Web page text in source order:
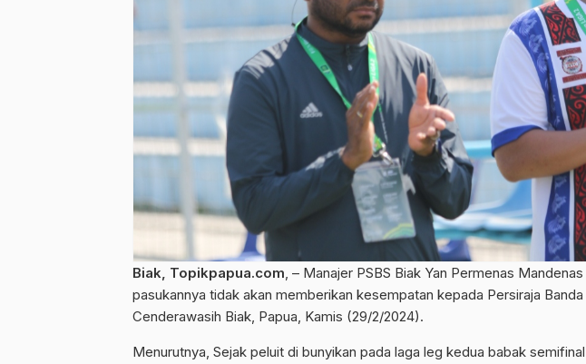
Biak, Topikpapua.com, – Manajer PSBS Biak Yan Permenas
pasukannya tidak akan memberikan kesempatan kepada Persiraja
Cenderawasih Biak, Papua, Kamis (29/2/2024).
Menurutnya, Sejak peluit di bunyikan pada laga leg kedua babak